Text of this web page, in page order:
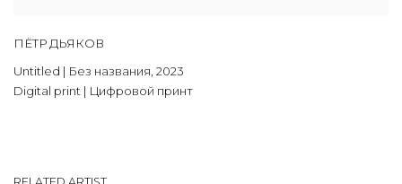
ПЁТР ДЬЯКОВ
Untitled | Без названия 2023
Digital print | Цифровой принт